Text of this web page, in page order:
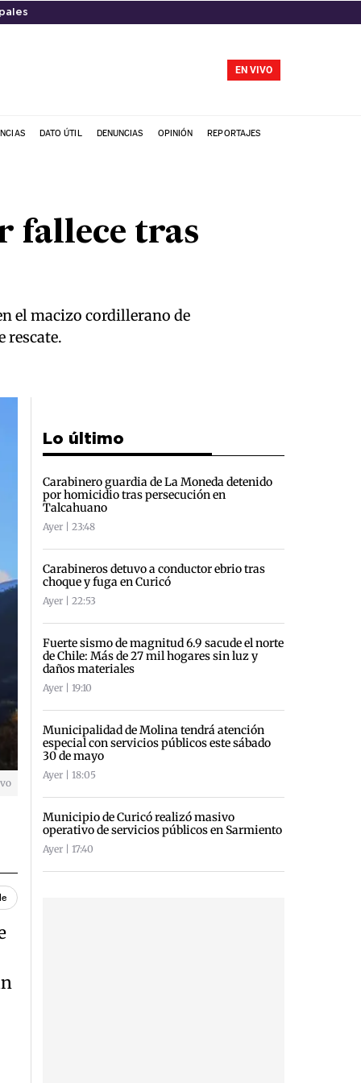
EN VIVO
DATO ÚTIL DENUNCIAS OPINIÓN REPORTAJES
fallece tras
el macizo cordillerano de
rescate.
Lo último
Carabinero guardia de La Moneda detenido
por homicidio tras persecución en
Talcahuano
Ayer | 23:48
Carabineros detuvo a conductor ebrio tras
choque y fuga en Curicó
Ayer | 22:53
Fuerte sismo de magnitud 6.9 sacude el norte
de Chile: Más de 27 mil hogares sin luz y
daños materiales
Ayer | 19:10
Municipalidad de Molina tendrá atención
especial con servicios públicos este sábado
30 de mayo
Ayer | 18:05
Municipio de Curicó realizó masivo
operativo de servicios públicos en Sarmiento
Ayer | 17:40